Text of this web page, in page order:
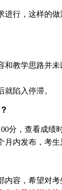
行，这样的做
教学思路并未
陷入停滞。
分，查看成绩
内发布，考
内容，希望对考